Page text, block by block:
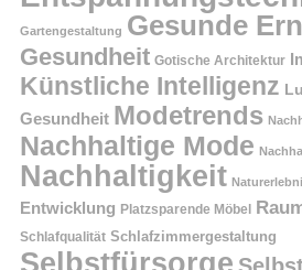
Gartengestaltung Gesunde
Gesundheit Gotische Architektur
Künstliche Intelligenz
Gesundheit Modetrends
Nachhaltige Mode
Nachhaltigkeit
Entwicklung Platzsparende Möbel
Schlafqualität Schlafzimmergestaltung
Selbstfürsorge